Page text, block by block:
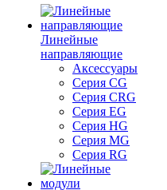
Линейные
направляющие
Аксессуары
Серия CG
Серия CRG
Серия EG
Серия HG
Серия MG
Серия RG